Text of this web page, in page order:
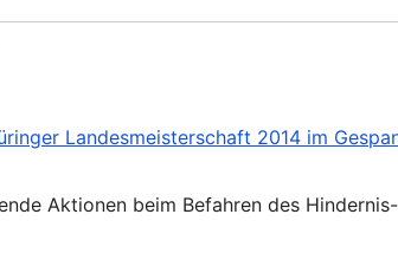
Aktionen beim Befahren des